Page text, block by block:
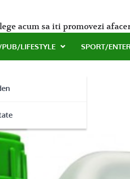
acum sa iti promovezi
LIFESTYLE SPORT/
Fert